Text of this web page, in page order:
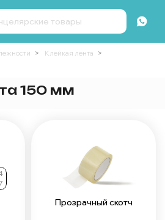
Клейкая лента
150 мм
Прозрачный скотч